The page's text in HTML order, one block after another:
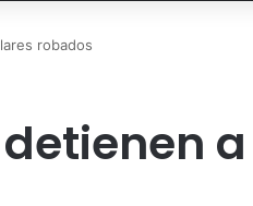
robados